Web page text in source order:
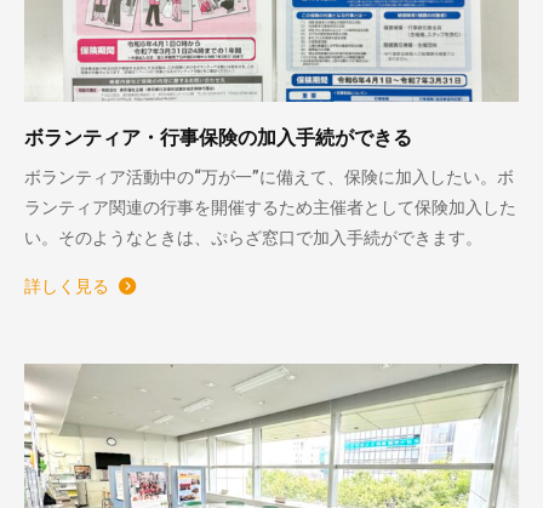
ボランティア・行事保険の加入手続ができる
ボランティア活動中の“万が一”に備えて、保険に加入したい。ボ
ランティア関連の行事を開催するため主催者として保険加入した
い。そのようなときは、ぷらざ窓口で加入手続ができます。
詳しく見る